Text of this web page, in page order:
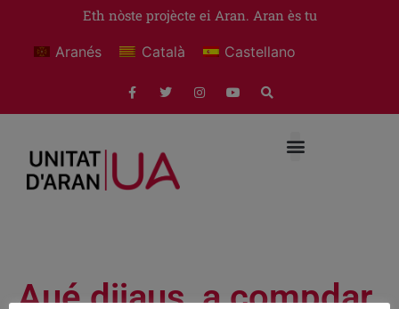
Eth nòste projècte ei Aran. Aran ès tu
Aranés Català Castellano
Aué dijaus, a compdar